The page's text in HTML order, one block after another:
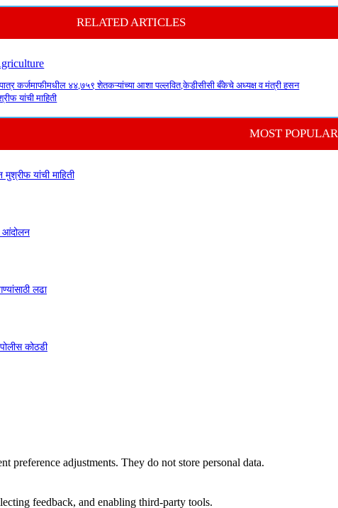
RELATED ARTICLES
कर्जमाफीमधील ४४,७५९ शेतकऱ्यांच्या आशा पल्लवित,केडीसीसी बँकेचे अध्यक्ष व मंत्री हसन
यांची माहिती
MOST POPULAR
यांची माहिती
आंदोलन
लढा
कोठडी
preference adjustments. They do not store personal data.
feedback, and enabling third-party tools.